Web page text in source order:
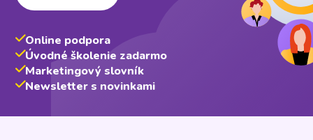
Online podpora
Úvodné školenie zadarmo
Marketingový slovník
Newsletter s novinkami